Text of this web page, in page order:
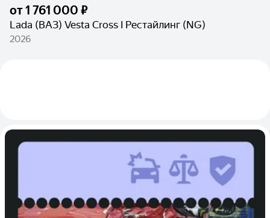
от1 761 000 ₽
Lada (ВАЗ) Vesta Cross I Рестайлинг (NG)
2026